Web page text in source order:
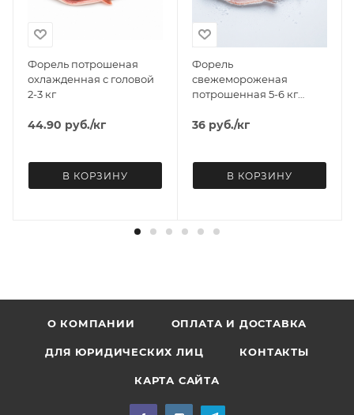
Форель потрошеная
охлажденная с головой
2-3 кг
44.90 руб./кг
В КОРЗИНУ
Форель
свежемороженая
потрошенная 5-6 кг
36 руб./кг
В КОРЗИНУ
О КОМПАНИИ ОПЛАТА И ДОСТАВКА
ДЛЯ ЮРИДИЧЕСКИХ ЛИЦ КОНТАКТЫ
КАРТА САЙТА